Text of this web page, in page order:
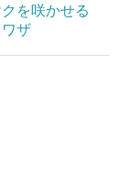
を咲かせる
ワザ